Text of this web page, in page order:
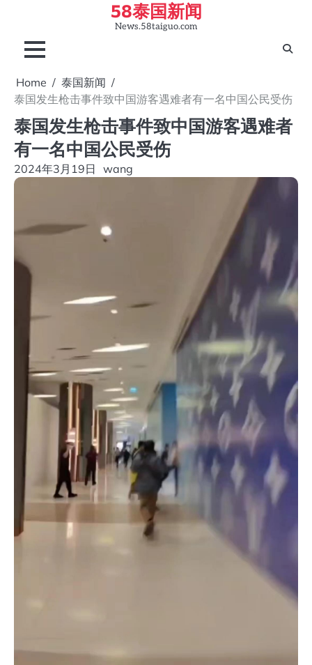
content
58泰国新闻
News.58taiguo.com
Home
泰国新闻
泰国发生枪击事件致中国游客遇难者有一名中国公民受伤
泰国发生枪击事件致中国游客遇难者
有一名中国公民受伤
2024年3月19日 wang